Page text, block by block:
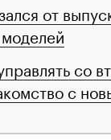
от
со
с